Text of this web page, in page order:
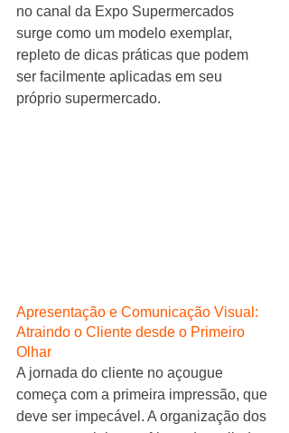
no canal da Expo Supermercados
surge como um modelo exemplar,
repleto de dicas práticas que podem
ser facilmente aplicadas em seu
próprio supermercado.
Apresentação e Comunicação Visual:
Atraindo o Cliente desde o Primeiro
Olhar
A jornada do cliente no açougue
começa com a primeira impressão, que
deve ser impecável. A organização dos